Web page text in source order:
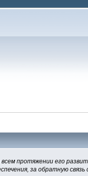
протяжении его
за обратную